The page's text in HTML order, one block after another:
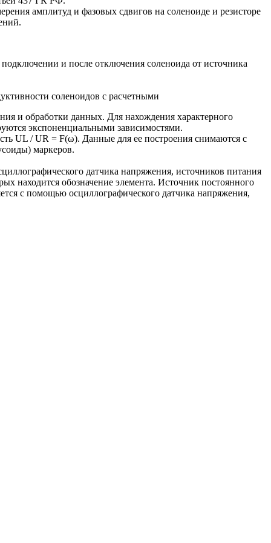
амплитуд и фазовых сдвигов на соленоиде и резисторе
и после отключения соленоида от источника
соленоидов с расчетными
и обработки данных. Для нахождения характерного
экспоненциальными зависимостями.
UL / UR = F(ω). Данные для ее построения снимаются с
маркеров.
датчика напряжения, источников питания
находится обозначение элемента. Источник постоянного
с помощью осциллографического датчика напряжения,